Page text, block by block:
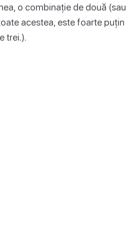
o combinație de două (sau
acestea, este foarte puțin
trei.).